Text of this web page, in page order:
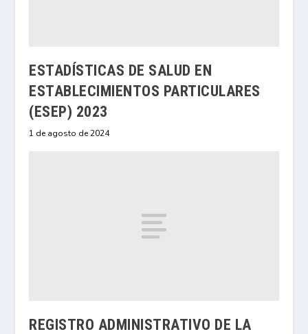
ESTADÍSTICAS DE SALUD EN
ESTABLECIMIENTOS PARTICULARES
(ESEP) 2023
1 de agosto de 2024
REGISTRO ADMINISTRATIVO DE LA